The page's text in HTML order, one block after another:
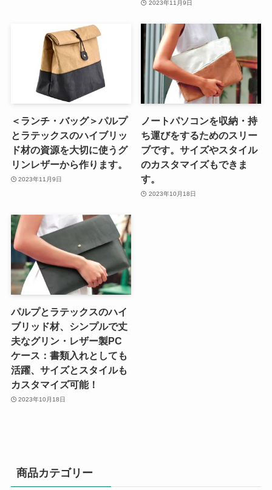
2023年11月9日
＜ランチ・バッグ＞パルプ
とラテックスのハイブリッ
ド材の資源を大切に使うグ
リンレザーから作ります。
2023年11月9日
ノートパソコンを収納・持
ち運びをするためのスリー
ブです。サイズやスタイル
のカスタマイズもできま
す。
2023年10月18日
パルプとラテックスのハイ
ブリッド材、シンプルで丈
夫なグリン・レザー製PC
ケース：書類入れとしても
活躍、サイズとスタイルも
カスタマイズ可能！
2023年10月18日
商品カテゴリー